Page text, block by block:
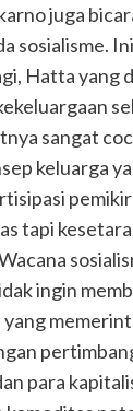
juga
sosialisme.
Hatta yang
sangat
keluarga
tapi
ingin
para